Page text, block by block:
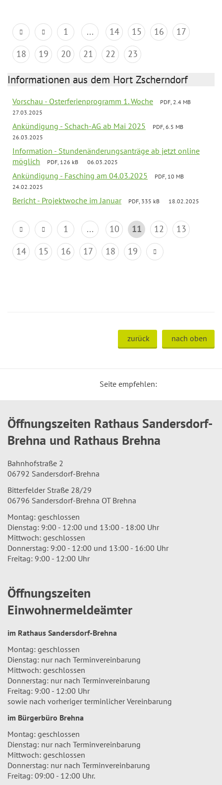
1 ... 14 15 16
17
18
19 20 21 22 23
Informationen aus dem Hort Zscherndorf
Vorschau - Osterferienprogramm 1. Woche
PDF, 2.4 MB
27.03.2025
Ankündigung - Schach-AG ab Mai 2025
PDF, 6.5 MB
26.03.2025
Information - Stundenänderungsanträge ab jetzt online
möglich
PDF, 126 kB 06.03.2025
Ankündigung - Fasching am 04.03.2025
PDF, 10 MB
24.02.2025
Bericht - Projektwoche im Januar PDF, 335 kB 18.02.2025
1 ... 10 11 12
13
14
15 16 17 18 19
zurück nach oben
Seite empfehlen:
Öffnungszeiten Rathaus Sandersdorf-
Brehna und Rathaus Brehna
Bahnhofstraße 2
06792 Sandersdorf-Brehna
Bitterfelder Straße 28/29
06796 Sandersdorf-Brehna OT Brehna
Montag: geschlossen
Dienstag: 9:00 - 12:00 und 13:00 - 18:00 Uhr
Mittwoch: geschlossen
Donnerstag: 9:00 - 12:00 und 13:00 - 16:00 Uhr
Freitag: 9:00 - 12:00 Uhr
Öffnungszeiten
Einwohnermeldeämter
im Rathaus Sandersdorf-Brehna
Montag: geschlossen
Dienstag: nur nach Terminvereinbarung
Mittwoch: geschlossen
Donnerstag: nur nach Terminvereinbarung
Freitag: 9:00 - 12:00 Uhr
sowie nach vorheriger terminlicher Vereinbarung
im Bürgerbüro Brehna
Montag: geschlossen
Dienstag: nur nach Terminvereinbarung
Mittwoch: geschlossen
Donnerstag: nur nach Terminvereinbarung
Freitag: 09:00 - 12:00 Uhr.